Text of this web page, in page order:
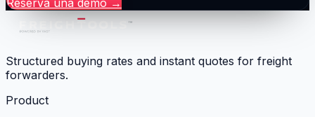
Structured buying rates and instant quotes for freight
forwarders.
Product